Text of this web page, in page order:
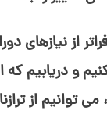
از نیازهای
و دریابیم
توانیم از